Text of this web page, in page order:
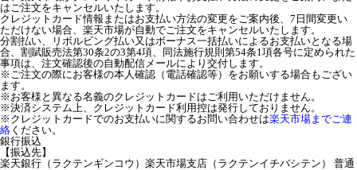
はご注文をキャンセルいたします。
クレジットカード情報またはお支払い方法の変更をご案内後、7日間変更い
ただけない場合、楽天市場が自動でご注文をキャンセルいたします。
分割払い、リボルビング払い又はボーナス一括払いによるお支払いとなる場
合、割賦販売法第30条2の3第4項、同法施行規則第54条1項各号に定められた
事項は、注文確認後の自動配信メールにより交付します。
※ご注文の際にお客様の本人確認（電話確認等）をお願いする場合もござい
ます。
※お客様と異なる名義のクレジットカードはご利用いただけません。
※決済システム上、クレジットカード利用控は発行しておりません。
※クレジットカードでのお支払いに関するお問い合わせは楽天市場までご連
絡 ください。
銀行振込
【振込先】
楽天銀行（ラクテンギンコウ）楽天市場支店（ラクテンイチバシテン） 普通